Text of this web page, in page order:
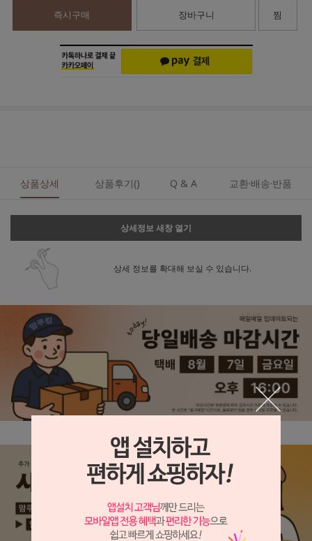
즉시구매 장바구니 찜
상품상세 상품후기() Q & A 교환·배송·반품
상세정보 새창 열기
상세 정보를 확대해 보실 수 있습니다.